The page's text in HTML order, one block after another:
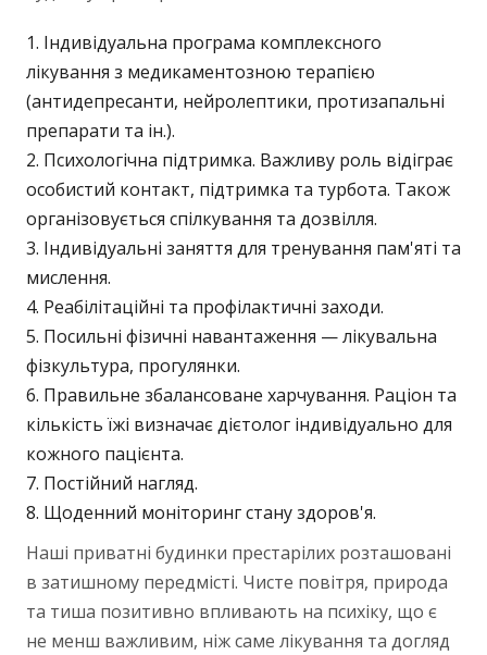
Індивідуальна програма комплексного
лікування з медикаментозною терапією
(антидепресанти, нейролептики, протизапальні
препарати та ін.).
Психологічна підтримка. Важливу роль відіграє
особистий контакт, підтримка та турбота. Також
організовується спілкування та дозвілля.
Індивідуальні заняття для тренування пам'яті та
мислення.
Реабілітаційні та профілактичні заходи.
Посильні фізичні навантаження — лікувальна
фізкультура, прогулянки.
Правильне збалансоване харчування. Раціон та
кількість їжі визначає дієтолог індивідуально для
кожного пацієнта.
Постійний нагляд.
Щоденний моніторинг стану здоров'я.
Наші приватні будинки престарілих розташовані
в затишному передмісті. Чисте повітря, природа
та тиша позитивно впливають на психіку, що є
не менш важливим, ніж саме лікування та догляд